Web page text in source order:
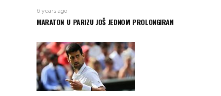
6 years ago
MARATON U PARIZU JOŠ JEDNOM PROLONGIRAN